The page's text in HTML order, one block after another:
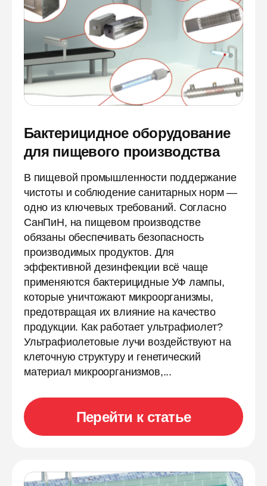
Бактерицидное оборудование
для пищевого производства
В пищевой промышленности поддержание
чистоты и соблюдение санитарных норм —
одно из ключевых требований. Согласно
СанПиН, на пищевом производстве
обязаны обеспечивать безопасность
производимых продуктов. Для
эффективной дезинфекции всё чаще
применяются бактерицидные УФ лампы,
которые уничтожают микроорганизмы,
предотвращая их влияние на качество
продукции. Как работает ультрафиолет?
Ультрафиолетовые лучи воздействуют на
клеточную структуру и генетический
материал микроорганизмов,...
Перейти к статье